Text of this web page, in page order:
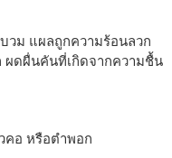
วม แผลถูกความร้อนลวก
ผดผื่นคันที่เกิดจากความชื้น
คอ หรือตำพอก